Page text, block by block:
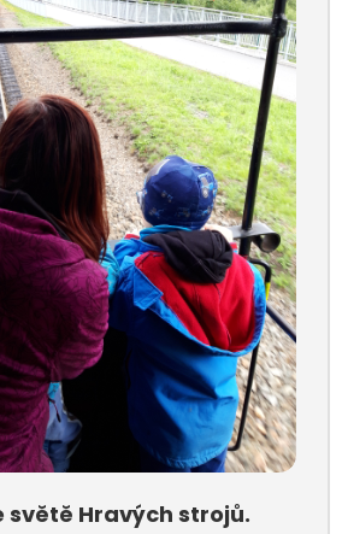
světě Hravých strojů.